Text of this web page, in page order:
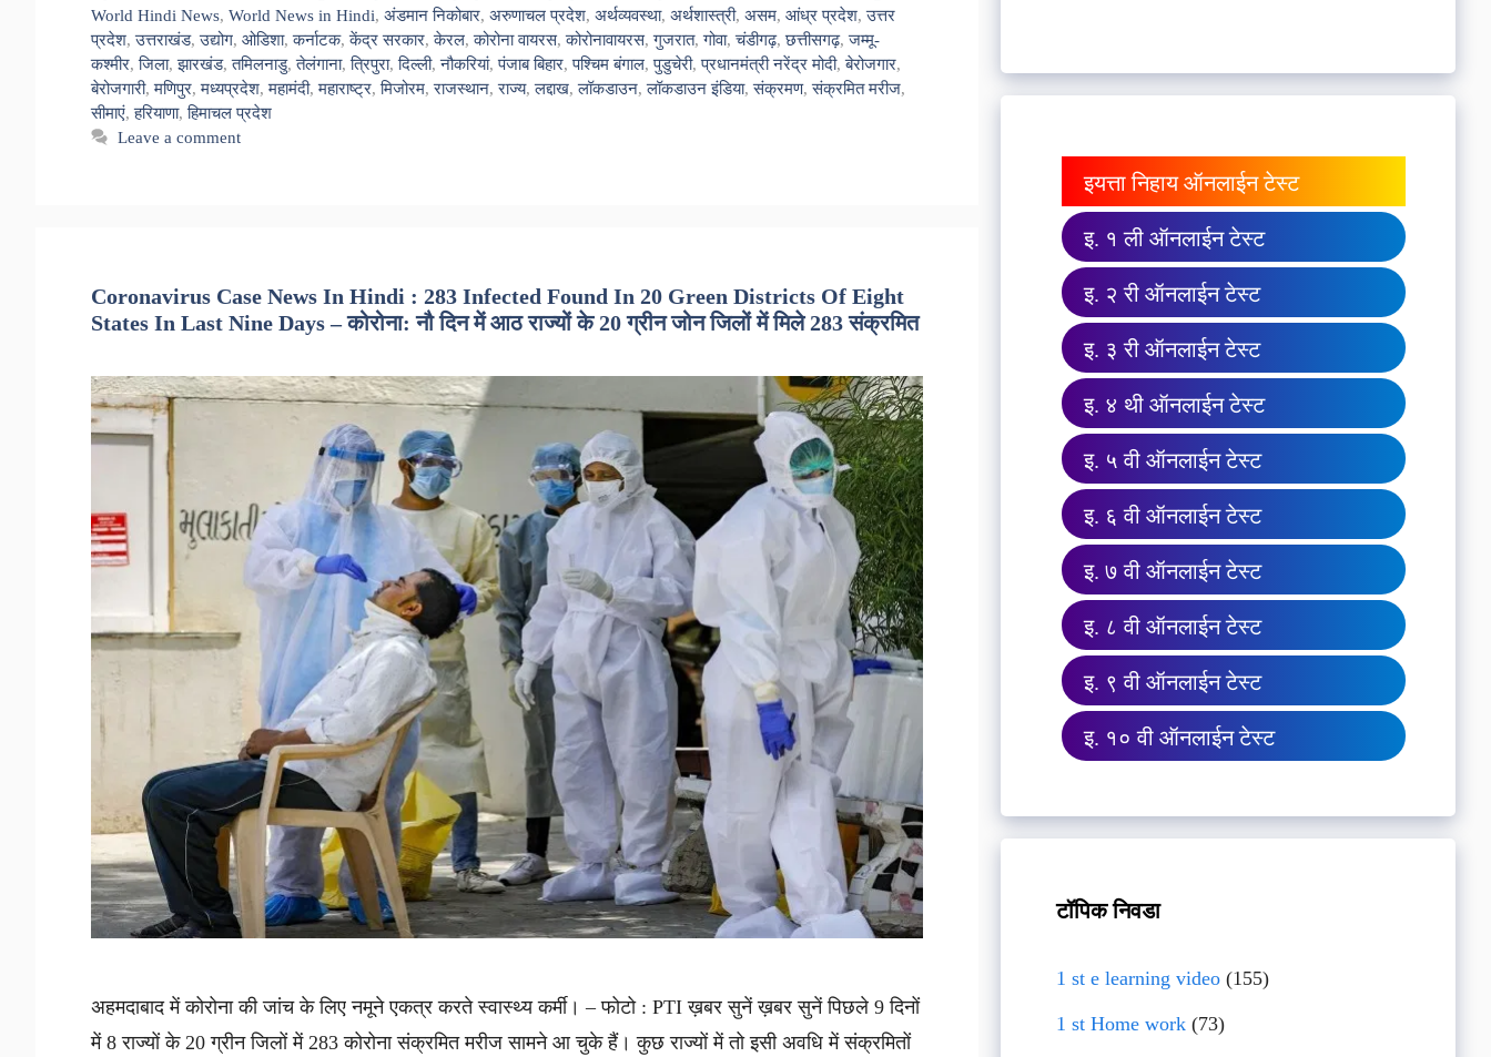
World Hindi News, World News in Hindi, अंडमान निकोबार, अरुणाचल प्रदेश, अर्थव्यवस्था, अर्थशास्त्री, असम, आंध्र प्रदेश,उत्तर
प्रदेश,उत्तराखंड,उद्योग, ओडिशा,कर्नाटक,केंद्र सरकार,केरल,कोरोना वायरस,कोरोनावायरस,गुजरात,गोवा,चंडीगढ़,छत्तीसगढ़,जम्मू-
कश्मीर,जिला,झारखंड,तमिलनाडु,तेलंगाना,त्रिपुरा,दिल्ली,नौकरियां,पंजाब बिहार,पश्चिम बंगाल,पुडुचेरी,प्रधानमंत्री नरेंद्र मोदी,बेरोजगार,
बेरोजगारी,मणिपुर,मध्यप्रदेश,महामंदी,महाराष्ट्र,मिजोरम,राजस्थान,राज्य,लद्दाख,लॉकडाउन,लॉकडाउन इंडिया,संक्रमण,संक्रमित मरीज,
सीमाएं,हरियाणा,हिमाचल प्रदेश
Leave a comment
Coronavirus Case News In Hindi : 283 Infected Found In 20 Green Districts Of Eight
States In Last Nine Days – कोरोना: नौ दिन में आठ राज्यों के 20 ग्रीन जोन जिलों में मिले 283 संक्रमित
अहमदाबाद में कोरोना की जांच के लिए नमूने एकत्र करते स्वास्थ्य कर्मी। – फोटो : PTI ख़बर सुनें ख़बर सुनें पिछले 9 दिनों
में 8 राज्यों के 20 ग्रीन जिलों में 283 कोरोना संक्रमित मरीज सामने आ चुके हैं। कुछ राज्यों में तो इसी अवधि में संक्रमितों
इयत्ता निहाय ऑनलाईन टेस्ट
इ. १ ली ऑनलाईन टेस्ट
इ. २ री ऑनलाईन टेस्ट
इ. ३ री ऑनलाईन टेस्ट
इ. ४ थी ऑनलाईन टेस्ट
इ. ५ वी ऑनलाईन टेस्ट
इ. ६ वी ऑनलाईन टेस्ट
इ. ७ वी ऑनलाईन टेस्ट
इ. ८ वी ऑनलाईन टेस्ट
इ. ९ वी ऑनलाईन टेस्ट
इ. १० वी ऑनलाईन टेस्ट
टॉपिक निवडा
1 st e learning video(155)
1 st Home work(73)